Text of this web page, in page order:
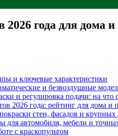
2026 года для дома
и ключевые характеристики
и безвоздушные
и регулировка подачи: на что
2026 года: рейтинг для дома и
стен, фасадов и крупных
для автомобиля, мебели и
с краскопультом